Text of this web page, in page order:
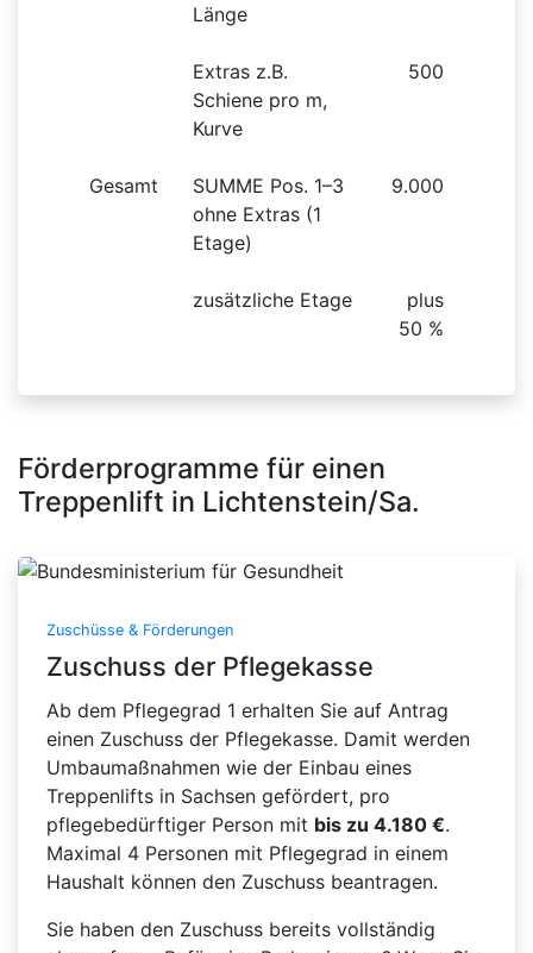
Länge
Extras z.B.
Schiene pro m,
Kurve
500
Gesamt
SUMME Pos. 1–3
ohne Extras (1
Etage)
9.000
zusätzliche Etage
plus
50 %
Förderprogramme für einen
Treppenlift in Lichtenstein/Sa.
Zuschüsse & Förderungen
Zuschuss der Pflegekasse
Ab dem Pflegegrad 1 erhalten Sie auf Antrag
einen Zuschuss der Pflegekasse. Damit werden
Umbaumaßnahmen wie der Einbau eines
Treppenlifts in Sachsen gefördert, pro
pflegebedürftiger Person mit bis zu 4.180 €.
Maximal 4 Personen mit Pflegegrad in einem
Haushalt können den Zuschuss beantragen.
Sie haben den Zuschuss bereits vollständig